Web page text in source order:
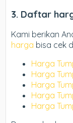
3. Daftar
Kami berikan
harga bisa cek
Harga
Harga
Harga
Harga
Harga